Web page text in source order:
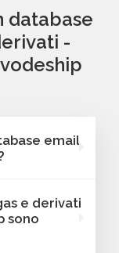
database
-
email
Petroli
e derivati
sono